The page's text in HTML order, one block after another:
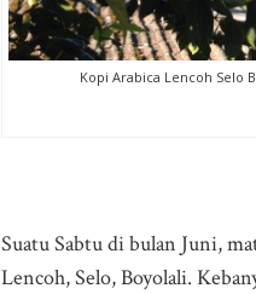
Kopi Arabica Lencoh Selo
Suatu Sabtu di bulan Juni,
Lencoh, Selo, Boyolali.